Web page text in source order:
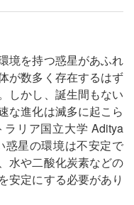
境を持つ惑星があふれ
が数多く存在するはず
しかし、誕生間もない
な進化は滅多に起こら
リア国立大学 Aditya
惑星の環境は不安定で
水や二酸化炭素などの
安定にする必要があり